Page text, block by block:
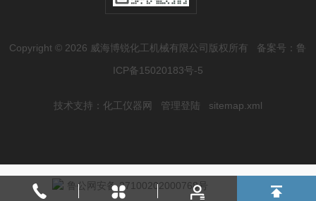
Copyright © 2026 威海博锐化工机械有限公司版权所有 备案号：鲁
ICP备15020183号-5
技术支持： 化工仪器网 管理登陆 sitemap.xml
鲁公网安备 37100202000768号